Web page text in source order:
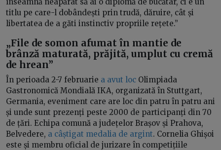
înseamnă neapărat să ai o diplomă de bucătar, ci e un
titlu pe care-l dobândești prin trudă, dăruire, cât și
libertatea de a găti instinctiv propriile rețete.”
„File de somon afumat în mantie de
brânză maturată, prăjită, umplut cu cremă
de hrean”
În perioada 2-7 februarie a avut loc Olimpiada
Gastronomică Mondială IKA, organizată în Stuttgart,
Germania, eveniment care are loc din patru în patru ani
și unde sunt prezenți peste 2000 de participanți din 70
de țări. Echipa comună a județelor Brașov și Prahova,
Belvedere, a câștigat medalia de argint. Cornelia Ghișoi
este și membru oficial de jurizare în competițiile